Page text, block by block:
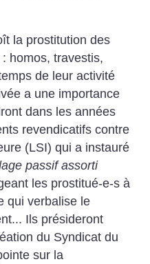
la prostitution des
: homos, travestis,
de leur activité
a une importance
dans les années
revendicatifs contre
(LSI) qui a instauré
passif assorti
les prostitué-e-s à
qui verbalise le
Ils présideront
du Syndicat du
sur la